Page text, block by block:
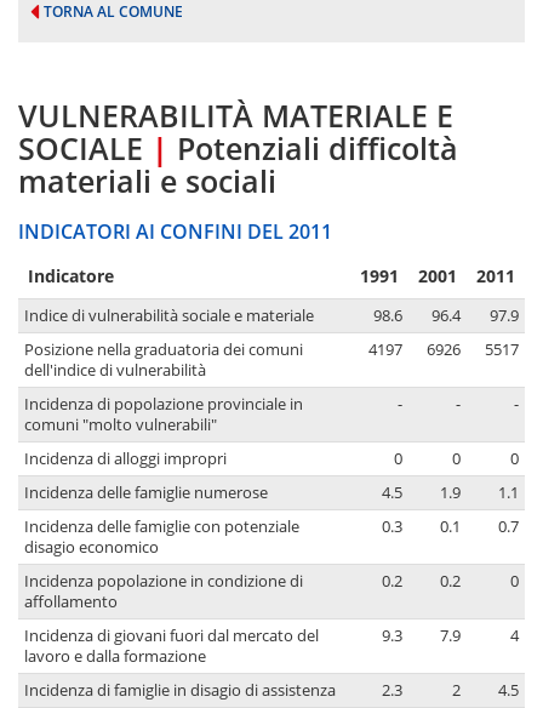
TORNA AL COMUNE
VULNERABILITÀ MATERIALE E
SOCIALE | Potenziali difficoltà
materiali e sociali
INDICATORI AI CONFINI DEL 2011
Indicatore 1991 2001 2011
Indice di vulnerabilità sociale e materiale 98.6 96.4
97.9
Posizione nella graduatoria dei comuni
dell'indice di vulnerabilità
4197 6926 5517
Incidenza di popolazione provinciale in
comuni "molto vulnerabili"
- - -
Incidenza di alloggi impropri 0 0
0
Incidenza delle famiglie numerose
4.5 1.9
1.1
Incidenza delle famiglie con potenziale
disagio economico
0.3 0.1 0.7
Incidenza popolazione in condizione di
affollamento
0.2 0.2 0
Incidenza di giovani fuori dal mercato del
lavoro e dalla formazione
9.3 7.9 4
Incidenza di famiglie in disagio di assistenza 2.3 2 4.5